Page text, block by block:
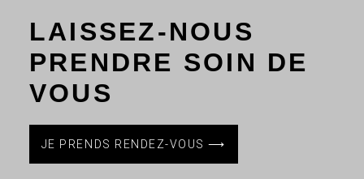
LAISSEZ-NOUS
PRENDRE SOIN DE
VOUS
JE PRENDS RENDEZ-VOUS ⟶